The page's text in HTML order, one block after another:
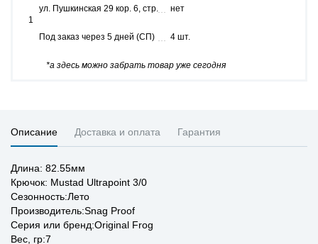
ул. Пушкинская 29 кор. 6, стр.
1
нет
Под заказ через 5 дней (СП) 4 шт.
*а здесь можно забрать товар уже сегодня
Описание Доставка и оплата Гарантия
Длина: 82.55мм
Крючок: Mustad Ultrapoint 3/0
Сезонность:Лето
Производитель:Snag Proof
Серия или бренд:Original Frog
Вес, гр:7